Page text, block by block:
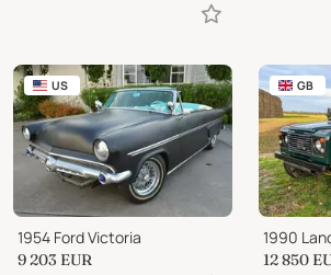
US
1954 Ford Victoria
9 203 EUR
GB
1990
12 850